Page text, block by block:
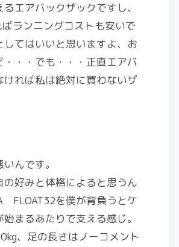
エアバックザックですし、
ランニングコストも安いで
してはいいと思いますよ、お
・・・でも・・・正直エアバ
ければ私は絶対に買わないザ
んです。
の好みと体格によると思うん
FLOAT32を僕が背負うとケ
まるあたりで支える感じ。
、足の長さはノーコメント